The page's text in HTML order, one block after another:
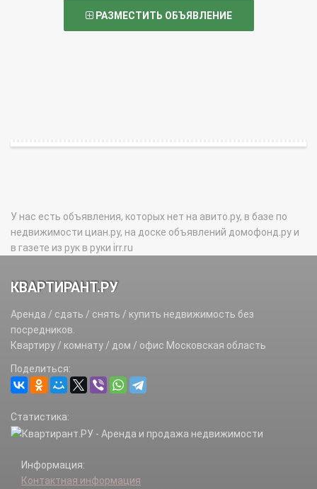
РАЗМЕСТИТЬ ОБЪЯВЛЕНИЕ
У нас есть объявления, которых нет на авито.ру, в базе по
недвижимости циан.ру, на доске объявлений домофонд.ру и
в газете из рук в руки irr.ru
КВАРТИРАНТ.РУ
Аренда / сдать / снять / купить недвижимость без
посредников.
Квартиру / комнату / дом / офис Московская область
Поделиться:
Статистика:
Информация:
Контактная информация